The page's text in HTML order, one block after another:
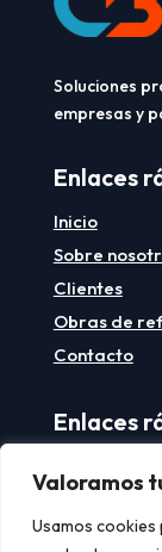
Valoramos
Usamos cookies
Soluciones
empresas y
Enlaces
Inicio
Sobre
Clientes
Obras de
Contacto
Enlaces
Política de
Política de